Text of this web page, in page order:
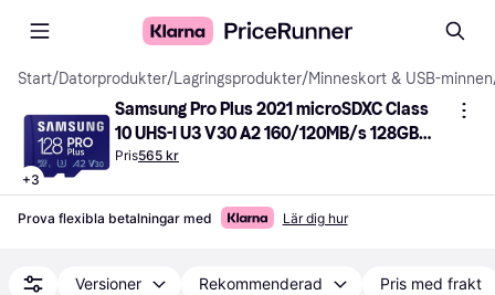
Start/Datorprodukter/Lagringsprodukter/Minneskort & USB-minnen
+3
Samsung Pro Plus 2021 microSDXC Class
10 UHS-I U3 V30 A2 160/120MB/s 128GB
+SD adapter
Pris565 kr
Prova flexibla betalningar med Lär dig hur
Versioner Rekommenderad Pris med frakt